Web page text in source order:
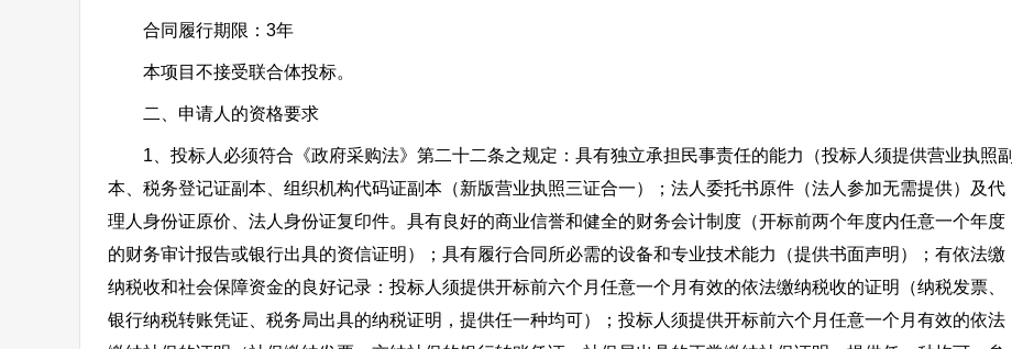
合同履行期限：3年
本项目不接受联合体投标。
二、申请人的资格要求
1、投标人必须符合《政府采购法》第二十二条之规定：具有独立承担民事责任的能力（投标人须提供营业执照副
本、税务登记证副本、组织机构代码证副本（新版营业执照三证合一）；法人委托书原件（法人参加无需提供）及代
理人身份证原价、法人身份证复印件。具有良好的商业信誉和健全的财务会计制度（开标前两个年度内任意一个年度
的财务审计报告或银行出具的资信证明）；具有履行合同所必需的设备和专业技术能力（提供书面声明）；有依法缴
纳税收和社会保障资金的良好记录：投标人须提供开标前六个月任意一个月有效的依法缴纳税收的证明（纳税发票、
银行纳税转账凭证、税务局出具的纳税证明，提供任一种均可）；投标人须提供开标前六个月任意一个月有效的依法